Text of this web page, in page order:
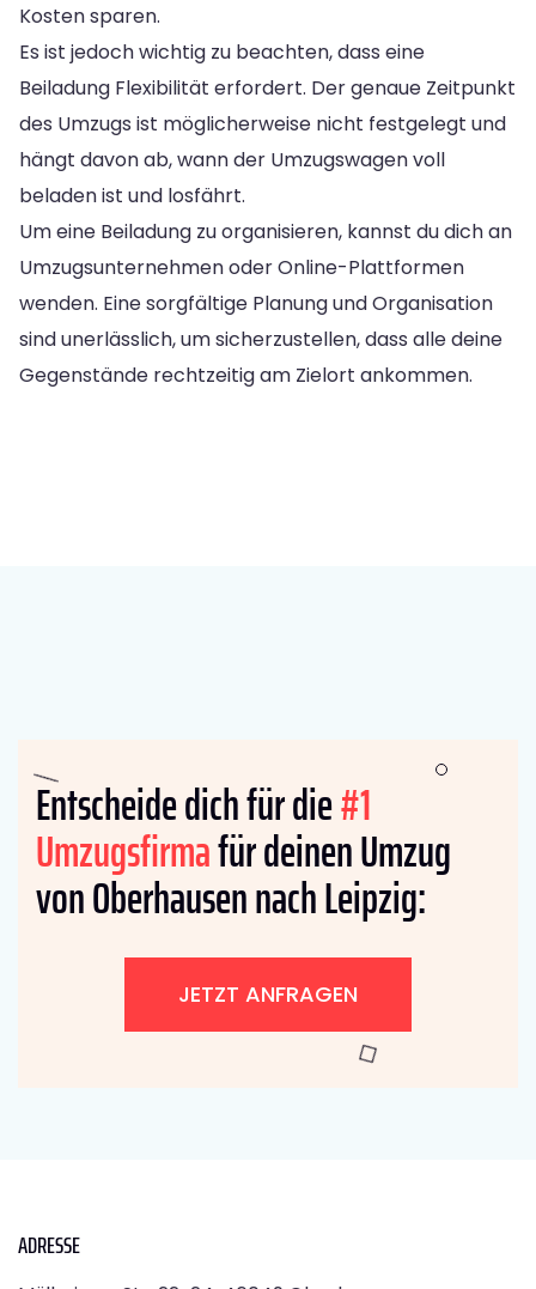
Kosten sparen.
Es ist jedoch wichtig zu beachten, dass eine
Beiladung Flexibilität erfordert. Der genaue Zeitpunkt
des Umzugs ist möglicherweise nicht festgelegt und
hängt davon ab, wann der Umzugswagen voll
beladen ist und losfährt.
Um eine Beiladung zu organisieren, kannst du dich an
Umzugsunternehmen oder Online-Plattformen
wenden. Eine sorgfältige Planung und Organisation
sind unerlässlich, um sicherzustellen, dass alle deine
Gegenstände rechtzeitig am Zielort ankommen.
Entscheide dich für die#1
Umzugsfirmafür deinen Umzug
von Oberhausen nach Leipzig:
JETZT ANFRAGEN
ADRESSE